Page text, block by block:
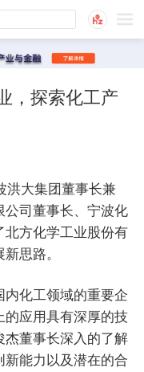
，探索化工产
洪大集团董事长兼
司董事长、宁波化
方化学工业股份有
思路。
化工领域的重要企
应用具有深厚的技
董事长深入的了解
能力以及潜在的合